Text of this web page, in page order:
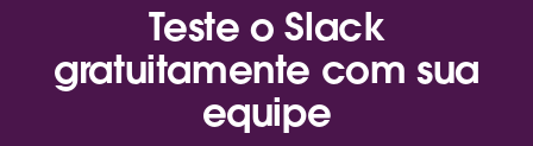
Teste o Slack
gratuitamente com sua
equipe